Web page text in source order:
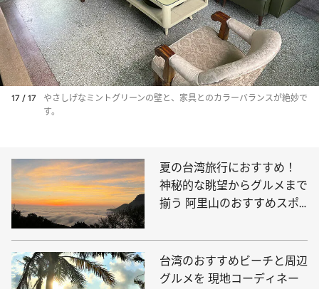
17 / 17
やさしげなミントグリーンの壁と、家具とのカラーバランスが絶妙で
す。
夏の台湾旅行におすすめ！
神秘的な眺望からグルメまで
揃う 阿里山のおすすめスポ
台湾のおすすめビーチと周辺
グルメを 現地コーディネー